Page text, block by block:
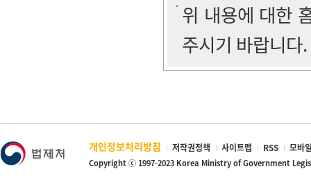
위 내용에 대한
주시기 바랍니다.
개인정보처리방침 저작권정책 사이트맵 RSS 모바
Copyright ⓒ 1997-2023 Korea Ministry of Government